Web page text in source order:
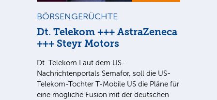
BÖRSENGERÜCHTE
Dt. Telekom +++ AstraZeneca
+++ Steyr Motors
Dt. Telekom Laut dem US-
Nachrichtenportals Semafor, soll die US-
Telekom-Tochter T-Mobile US die Pläne für
eine mögliche Fusion mit der deutschen